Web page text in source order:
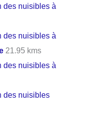
des nuisibles à
des nuisibles à
21.95 kms
des nuisibles à
des nuisibles